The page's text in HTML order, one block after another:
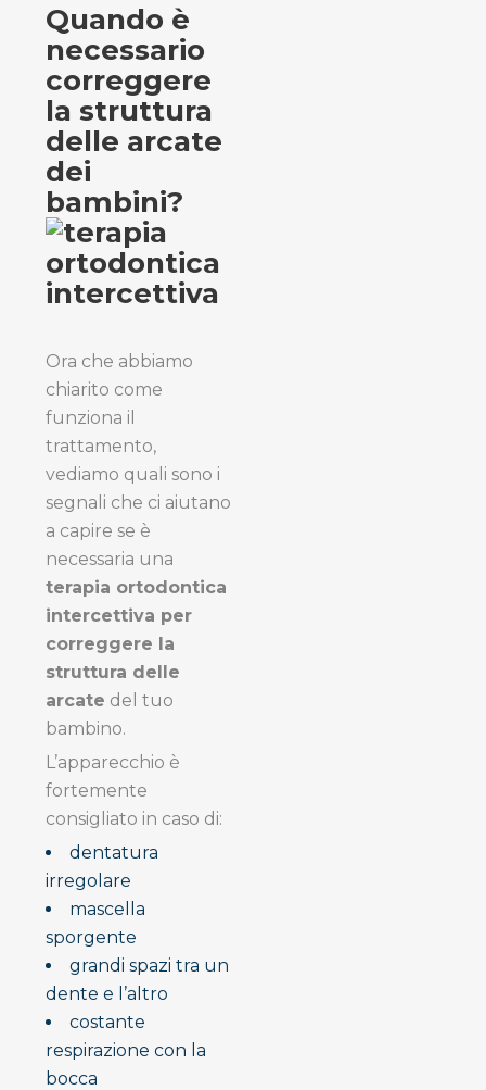
Quando è
necessario
correggere
la struttura
delle arcate
dei
bambini?
Ora che abbiamo
chiarito come
funziona il
trattamento,
vediamo quali sono i
segnali che ci aiutano
a capire se è
necessaria una
terapia ortodontica
intercettiva per
correggere la
struttura delle
arcate del tuo
bambino.
L’apparecchio è
fortemente
consigliato in caso di:
dentatura
irregolare
mascella
sporgente
grandi spazi tra un
dente e l’altro
costante
respirazione con la
bocca